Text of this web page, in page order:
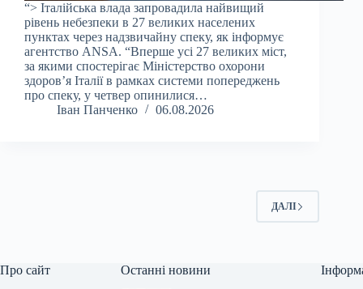
“> Італійська влада запровадила найвищий
рівень небезпеки в 27 великих населених
пунктах через надзвичайну спеку, як інформує
агентство ANSA. “Вперше усі 27 великих міст,
за якими спостерігає Міністерство охорони
здоров’я Італії в рамках системи попереджень
про спеку, у четвер опинилися…
Іван Панченко
06.08.2026
ДАЛІ
Про сайт Останні новини